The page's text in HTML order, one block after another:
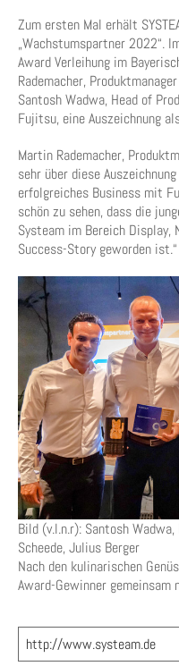
Zum ersten Mal erhält
„Wachstumspartner 2022“.
Award Verleihung im
Rademacher,
Santosh Wadwa, Head of
Fujitsu, eine Auszeichnung
Martin Rademacher,
sehr über diese
erfolgreiches Business mit
schön zu sehen, dass die
Systeam im Bereich Display,
Success-Story geworden ist.“
Bild (v.l.n.r): Santosh
Scheede, Julius Berger
Nach den kulinarischen
Award-Gewinner gemeinsam
http://www.systeam.de